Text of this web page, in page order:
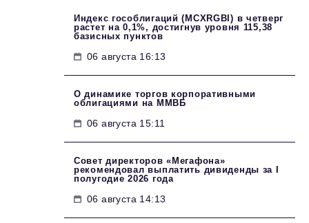
Индекс гособлигаций (MCXRGBI) в четверг
растет на 0,1%, достигнув уровня 115,38
базисных пунктов
06 августа 16:13
О динамике торгов корпоративными
облигациями на ММВБ
06 августа 15:11
Совет директоров «Мегафона»
рекомендовал выплатить дивиденды за I
полугодие 2026 года
06 августа 14:13